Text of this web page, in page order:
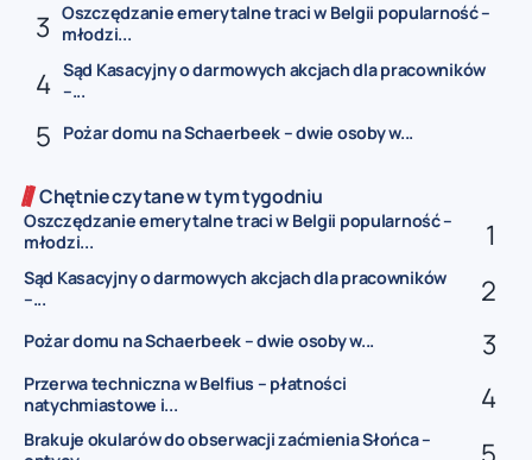
Oszczędzanie emerytalne traci w Belgii popularność –
młodzi...
Sąd Kasacyjny o darmowych akcjach dla pracowników
–...
Pożar domu na Schaerbeek – dwie osoby w...
Chętnie czytane w tym tygodniu
Oszczędzanie emerytalne traci w Belgii popularność –
młodzi...
Sąd Kasacyjny o darmowych akcjach dla pracowników
–...
Pożar domu na Schaerbeek – dwie osoby w...
Przerwa techniczna w Belfius – płatności
natychmiastowe i...
Brakuje okularów do obserwacji zaćmienia Słońca –